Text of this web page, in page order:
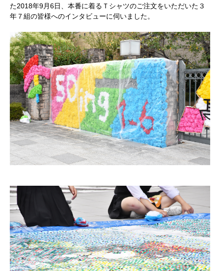
た2018年9月6日、本番に着るＴシャツのご注文をいただいた３
年７組の皆様へのインタビューに伺いました。